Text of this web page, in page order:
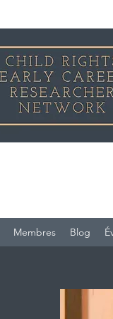
Membres Blog